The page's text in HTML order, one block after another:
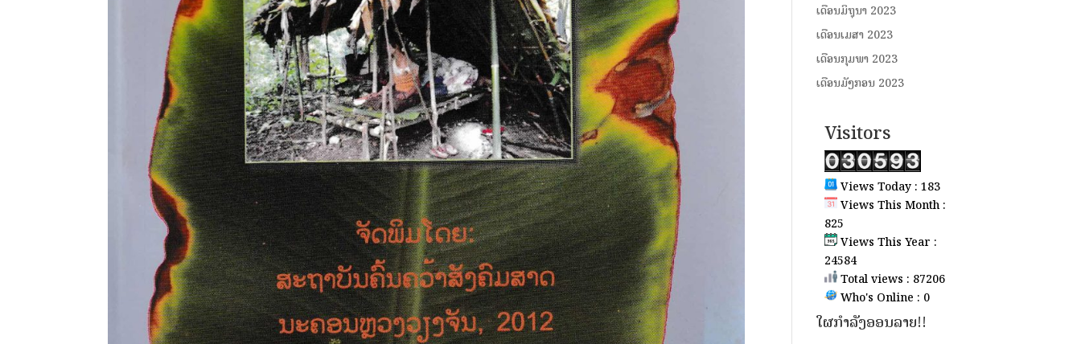
ເດືອນມິຖຸນາ 2023
ເດືອນເມສາ 2023
ເດືອນກຸມພາ 2023
ເດືອນມັງກອນ 2023
Visitors
Views Today : 183
Views This Month :
825
Views This Year :
24584
Total views : 87206
Who's Online : 0
ໃຜກຳລັງອອນລາຍ!!